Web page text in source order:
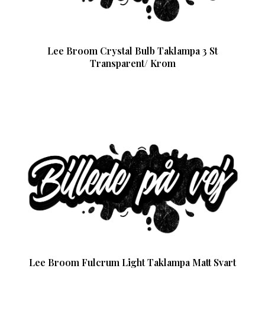
Lee Broom Crystal Bulb Taklampa 3 St
Transparent/ Krom
Lee Broom Fulcrum Light Taklampa Matt Svart